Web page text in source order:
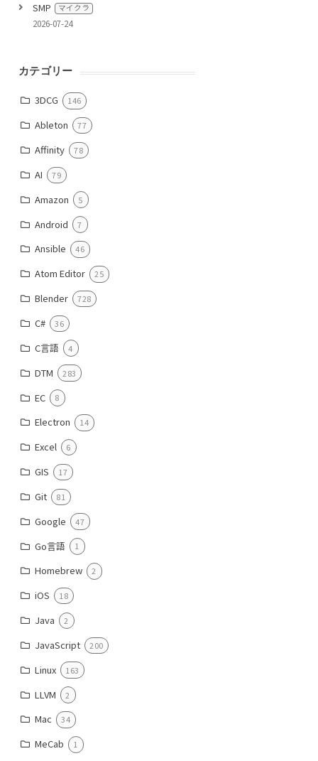
SMP マイクラ
2026-07-24
カテゴリー
3DCG 146
Ableton 77
Affinity 78
AI 79
Amazon 5
Android 7
Ansible 46
Atom Editor 25
Blender 728
C# 36
C言語 4
DTM 283
EC 8
Electron 14
Excel 6
GIS 17
Git 81
Google 47
Go言語 1
Homebrew 2
iOS 18
Java 2
JavaScript 200
Linux 163
LLVM 2
Mac 34
MeCab 1